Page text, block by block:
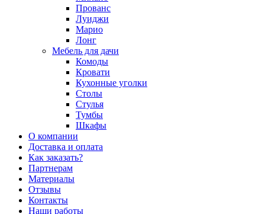
Прованс
Луиджи
Марио
Лонг
Мебель для дачи
Комоды
Кровати
Кухонные уголки
Столы
Стулья
Тумбы
Шкафы
О компании
Доставка и оплата
Как заказать?
Партнерам
Материалы
Отзывы
Контакты
Наши работы